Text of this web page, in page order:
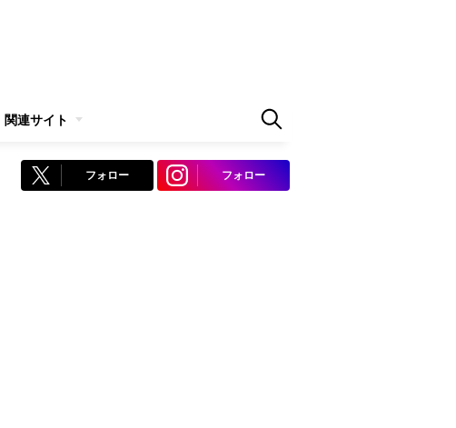
関連サイト
フォロー フォロー